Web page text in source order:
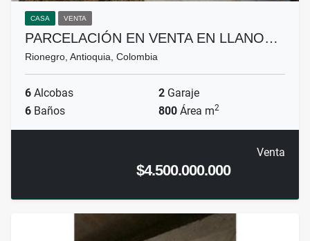
CASA VENTA
PARCELACIÓN EN VENTA EN LLANO…
Rionegro, Antioquia, Colombia
6 Alcobas 2 Garaje
6 Baños 800 Área m2
Venta
$4.500.000.000